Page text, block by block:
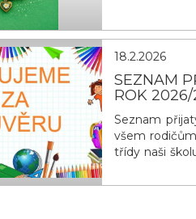
obyčejn&yacu
18.2.2026
SEZNAM
ROK
Seznam
všem
třídy naši
Třídní